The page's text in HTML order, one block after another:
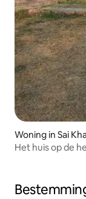
Woning in Sai
Het huis op de